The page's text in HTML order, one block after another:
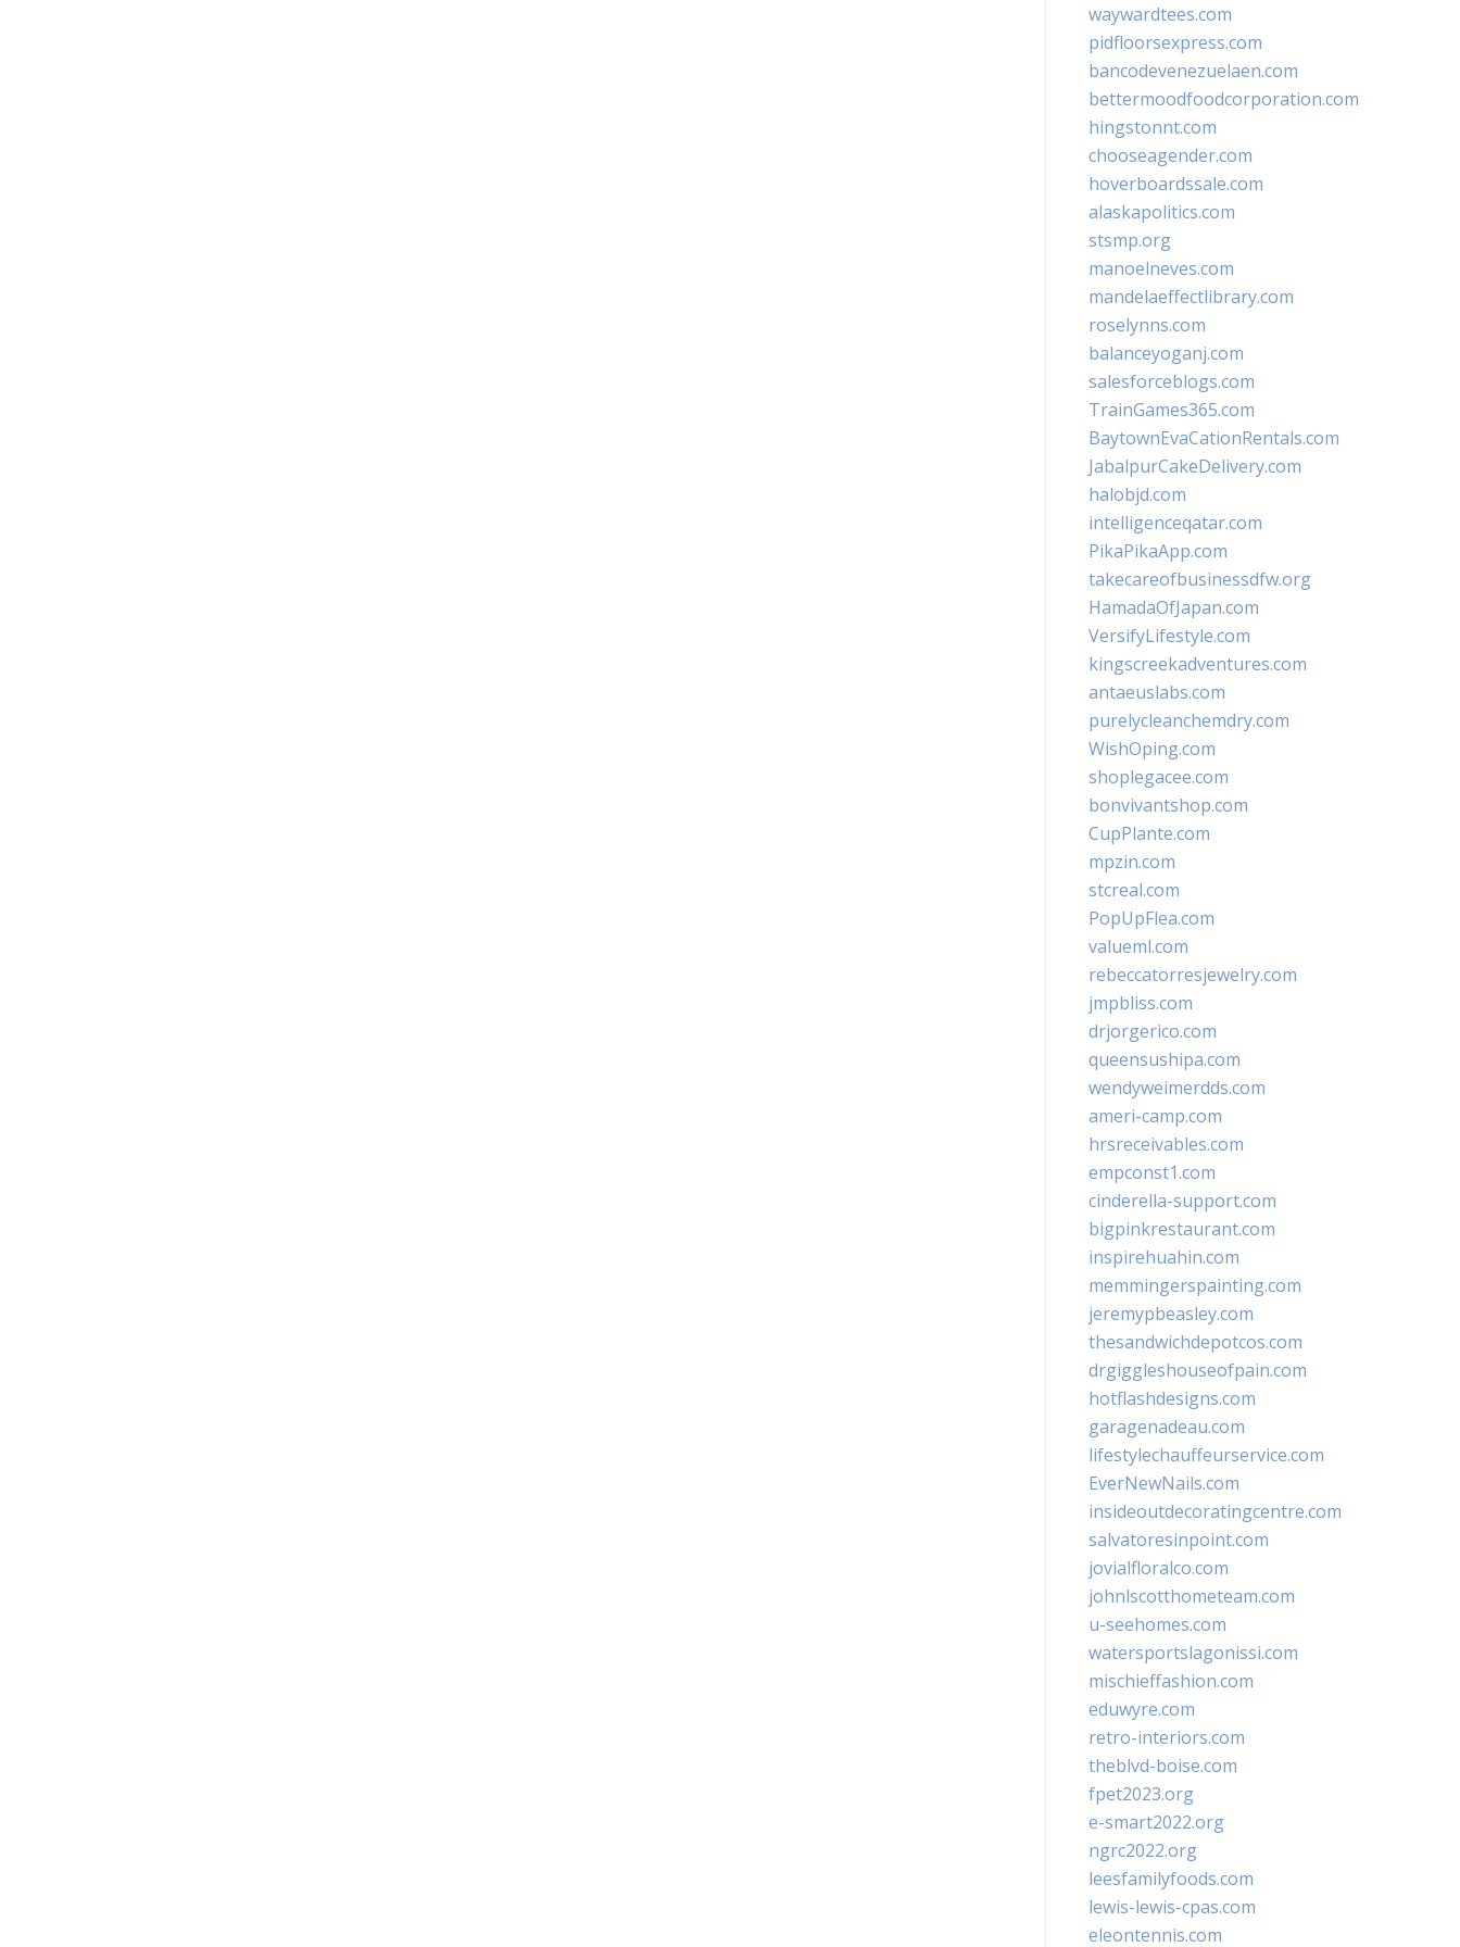
waywardtees.com
pidfloorsexpress.com
bancodevenezuelaen.com
bettermoodfoodcorporation.com
hingstonnt.com
chooseagender.com
hoverboardssale.com
alaskapolitics.com
stsmp.org
manoelneves.com
mandelaeffectlibrary.com
roselynns.com
balanceyoganj.com
salesforceblogs.com
TrainGames365.com
BaytownEvaCationRentals.com
JabalpurCakeDelivery.com
halobjd.com
intelligenceqatar.com
PikaPikaApp.com
takecareofbusinessdfw.org
HamadaOfJapan.com
VersifyLifestyle.com
kingscreekadventures.com
antaeuslabs.com
purelycleanchemdry.com
WishOping.com
shoplegacee.com
bonvivantshop.com
CupPlante.com
mpzin.com
stcreal.com
PopUpFlea.com
valueml.com
rebeccatorresjewelry.com
jmpbliss.com
drjorgerico.com
queensushipa.com
wendyweimerdds.com
ameri-camp.com
hrsreceivables.com
empconst1.com
cinderella-support.com
bigpinkrestaurant.com
inspirehuahin.com
memmingerspainting.com
jeremypbeasley.com
thesandwichdepotcos.com
drgiggleshouseofpain.com
hotflashdesigns.com
garagenadeau.com
lifestylechauffeurservice.com
EverNewNails.com
insideoutdecoratingcentre.com
salvatoresinpoint.com
jovialfloralco.com
johnlscotthometeam.com
u-seehomes.com
watersportslagonissi.com
mischieffashion.com
eduwyre.com
retro-interiors.com
theblvd-boise.com
fpet2023.org
e-smart2022.org
ngrc2022.org
leesfamilyfoods.com
lewis-lewis-cpas.com
eleontennis.com